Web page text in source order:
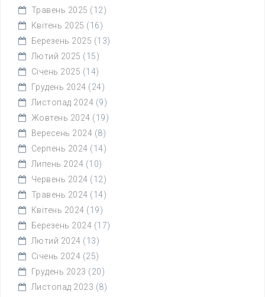
Травень 2025 (12)
Квітень 2025 (16)
Березень 2025 (13)
Лютий 2025 (15)
Січень 2025 (14)
Грудень 2024 (24)
Листопад 2024 (9)
Жовтень 2024 (19)
Вересень 2024 (8)
Серпень 2024 (14)
Липень 2024 (10)
Червень 2024 (12)
Травень 2024 (14)
Квітень 2024 (19)
Березень 2024 (17)
Лютий 2024 (13)
Січень 2024 (25)
Грудень 2023 (20)
Листопад 2023 (8)